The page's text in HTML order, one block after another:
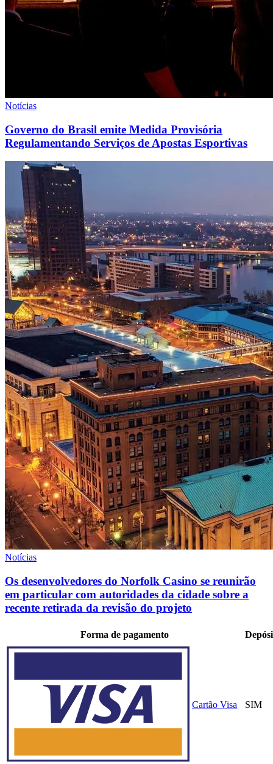
Notícias
Governo do Brasil emite Medida Provisória
Regulamentando Serviços de Apostas Esportivas
Notícias
Os desenvolvedores do Norfolk Casino se reunirão
em particular com autoridades da cidade sobre a
recente retirada da revisão do projeto
Forma de pagamento
Cartão Visa SIM